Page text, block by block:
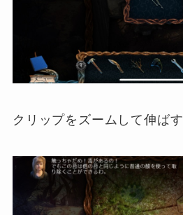
クリップをズームして伸ばす